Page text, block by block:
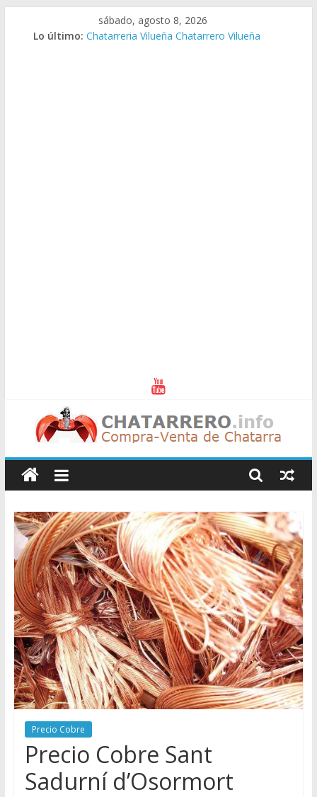
sábado, agosto 8, 2026
Lo último: Chatarreria Vilueña Chatarrero Vilueña
Chatarreros
–
Precio
de
Chatarra
Directorio
de
Chatarreros
para
vender
Chatarra
Precio Cobre
Precio Cobre Sant
Sadurní d’Osormort